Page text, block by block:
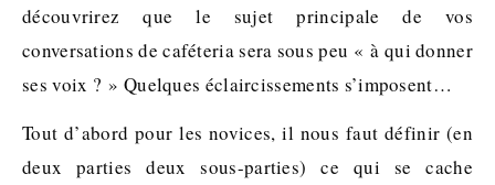
découvrirez que le sujet principale de vos
conversations de caféteria sera sous peu « à qui donner
ses voix ? » Quelques éclaircissements s’imposent…
Tout d’abord pour les novices, il nous faut définir (en
deux parties deux sous-parties) ce qui se cache